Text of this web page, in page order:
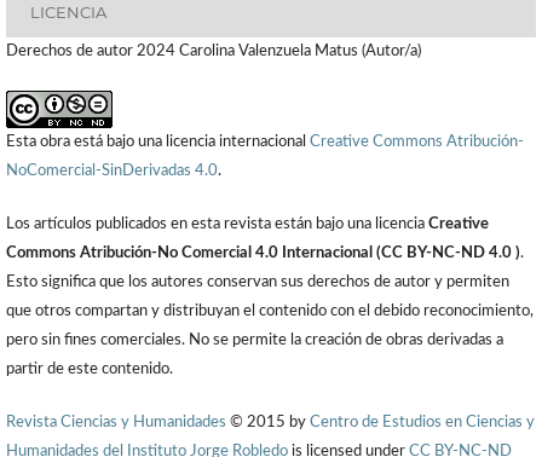
LICENCIA
Derechos de autor 2024 Carolina Valenzuela Matus (Autor/a)
Esta obra está bajo una licencia internacional Creative Commons Atribución-
NoComercial-SinDerivadas 4.0.
Los artículos publicados en esta revista están bajo una licencia Creative
Commons Atribución-No Comercial 4.0 Internacional (CC BY-NC-ND 4.0 ).
Esto significa que los autores conservan sus derechos de autor y permiten
que otros compartan y distribuyan el contenido con el debido reconocimiento,
pero sin fines comerciales. No se permite la creación de obras derivadas a
partir de este contenido.
Revista Ciencias y Humanidades © 2015 by Centro de Estudios en Ciencias y
Humanidades del Instituto Jorge Robledo is licensed under CC BY-NC-ND